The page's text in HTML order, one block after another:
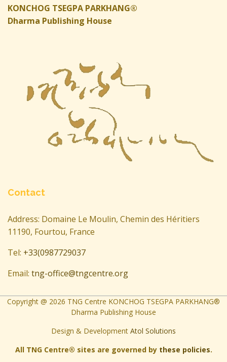
KONCHOG TSEGPA PARKHANG®
Dharma Publishing House
Contact
Address: Domaine Le Moulin, Chemin des Héritiers
11190, Fourtou, France
Tel: +33(0987729037
Email: tng-office@tngcentre.org
Copyright @ 2026 TNG Centre KONCHOG TSEGPA PARKHANG®
Dharma Publishing House
Design & Development Atol Solutions
All TNG Centre® sites are governed by these policies.